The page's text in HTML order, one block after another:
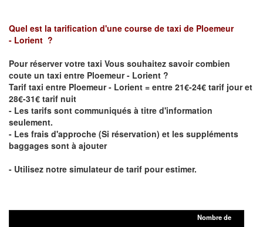
Quel est la tarification d'une course de taxi de Ploemeur
- Lorient ?
Pour réserver votre taxi Vous souhaitez savoircombien
coute un taxi entre Ploemeur - Lorient ?
Tarif taxi entre Ploemeur - Lorient = entre 21€-24€ tarif jour et
28€-31€ tarif nuit
- Les tarifs sont communiqués à titre d'information
seulement.
- Les frais d'approche (Si réservation) et les suppléments
baggages sont à ajouter
- Utilisez notre simulateur de tarif pour estimer.
Nombre de